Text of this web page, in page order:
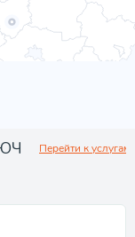
Перейти к услугам